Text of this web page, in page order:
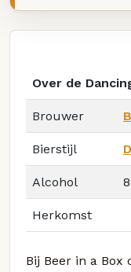
Over de
Brouwer
Bierstijl
Alcohol
Herkomst
Bij Beer in a Box